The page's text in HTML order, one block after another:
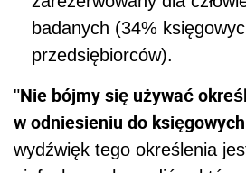
badanych (34%
przedsiębiorców).
"Nie bójmy się używać
w odniesieniu do księgowych
wydźwięk tego określenia jest